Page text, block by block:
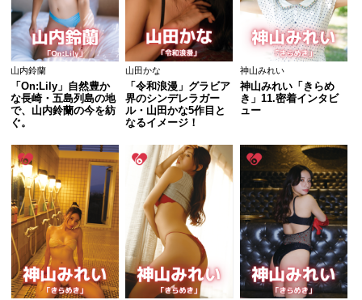
山内鈴蘭
「On:Lily」自然豊か
な長崎・五島列島の地
で、山内鈴蘭の今を紡
ぐ。
山田かな
「令和浪漫」グラビア
界のシンデレラガー
ル・山田かな5作目と
なるイメージ！
神山みれい
神山みれい「きらめ
き」11.密着インタビ
ュー